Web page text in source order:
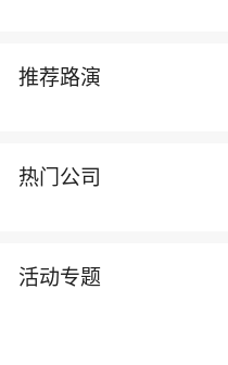
推荐路演
热门公司
活动专题